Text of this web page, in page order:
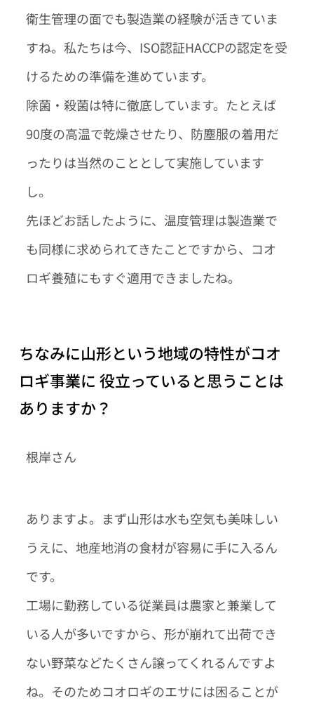
衛生管理の面でも製造業の経験が活きていま
すね。私たちは今、ISO認証HACCPの認定を受
けるための準備を進めています。
除菌・殺菌は特に徹底しています。たとえば
90度の高温で乾燥させたり、防塵服の着用だ
ったりは当然のこととして実施しています
し。
先ほどお話したように、温度管理は製造業で
も同様に求められてきたことですから、コオ
ロギ養殖にもすぐ適用できましたね。
ちなみに山形という地域の特性がコオ
ロギ事業に 役立っていると思うことは
ありますか？
根岸さん
ありますよ。まず山形は水も空気も美味しい
うえに、地産地消の食材が容易に手に入るん
です。
工場に勤務している従業員は農家と兼業して
いる人が多いですから、形が崩れて出荷でき
ない野菜などたくさん譲ってくれるんですよ
ね。そのためコオロギのエサには困ることが